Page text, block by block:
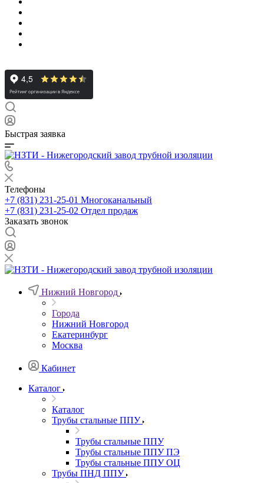
Быстрая заявка
Телефоны
+7 (831) 231-25-01 Многоканальный
+7 (831) 231-25-02 Отдел продаж
Заказать звонок
Нижний Новгород
Города
Нижний Новгород
Екатеринбург
Москва
Кабинет
Каталог
Каталог
Трубы стальные ППУ
Трубы стальные ППУ
Трубы стальные ППУ ПЭ
Трубы стальные ППУ ОЦ
Трубы ПНД ППУ